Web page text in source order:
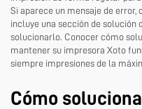
Si aparece un mensaje de
incluye una sección de solución
solucionarlo. Conocer cómo
mantener su impresora Xoto
siempre impresiones de la
Cómo